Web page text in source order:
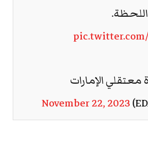
الإمارات
November 22, 2023